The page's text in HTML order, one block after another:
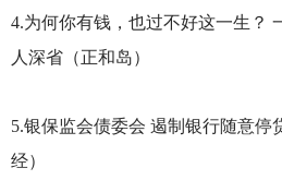
4.为何你有钱，也过不好这一生？
人深省（正和岛）
5.银保监会债委会 遏制银行随意停
经）